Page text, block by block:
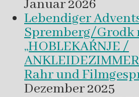
Januar 2026
Lebendiger
Spremberg/Grodk
„HOBLEKAŔNJE /
Rahr und
Dezember 2025